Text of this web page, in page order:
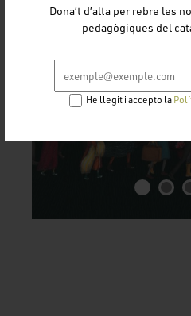
Dona’t d’alta per rebre les
pedagògiques del
He llegit i accepto la